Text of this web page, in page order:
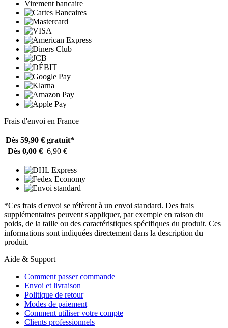
Virement bancaire
Frais d'envoi en France
Dès 59,90 € gratuit*
Dès 0,00 € 6,90 €
*Ces frais d'envoi se réfèrent à un envoi standard. Des frais
supplémentaires peuvent s'appliquer, par exemple en raison du
poids, de la taille ou des caractéristiques spécifiques du produit. Ces
informations sont indiquées directement dans la description du
produit.
Aide & Support
Comment passer commande
Envoi et livraison
Politique de retour
Modes de paiement
Comment utiliser votre compte
Clients professionnels